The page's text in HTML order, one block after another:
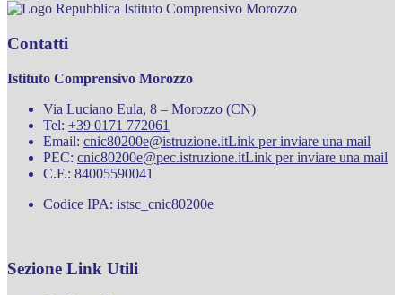
Istituto Comprensivo Morozzo
Contatti
Istituto Comprensivo Morozzo
Via Luciano Eula, 8 – Morozzo (CN)
Tel: +39 0171 772061
Email: cnic80200e@istruzione.itLink per inviare una mail
PEC: cnic80200e@pec.istruzione.itLink per inviare una mail
C.F.: 84005590041
Codice IPA: istsc_cnic80200e
Sezione Link Utili